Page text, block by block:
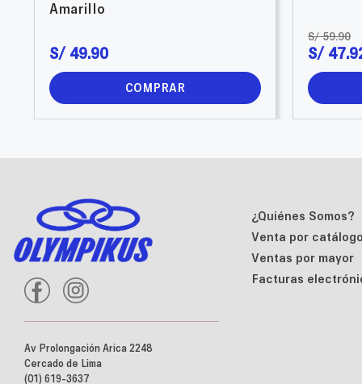
Amarillo
S/ 49.90
COMPRAR
S/ 59.90
S/ 47.
Av Prolongación Arica 2248
Cercado de Lima
(01) 619-3637
¿Quiénes Somos?
Venta por
Ventas por mayor
Facturas